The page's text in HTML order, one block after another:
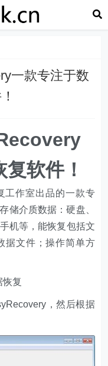
一款专注于数
软件！
工作室出品的一款专
储介质数据：硬盘、
机等，能恢复包括文
据文件；操作简单方
复
，然后根据